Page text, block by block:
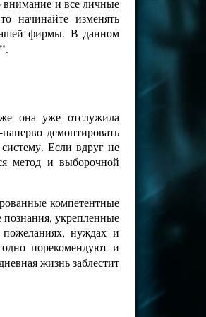
начинайте изменять
фирмы. В данном
.
она уже отслужила
демонтировать
Если вдруг не
метод и выборочной
компетентные
укрепленные
нуждах и
порекомендуют и
жизнь заблестит